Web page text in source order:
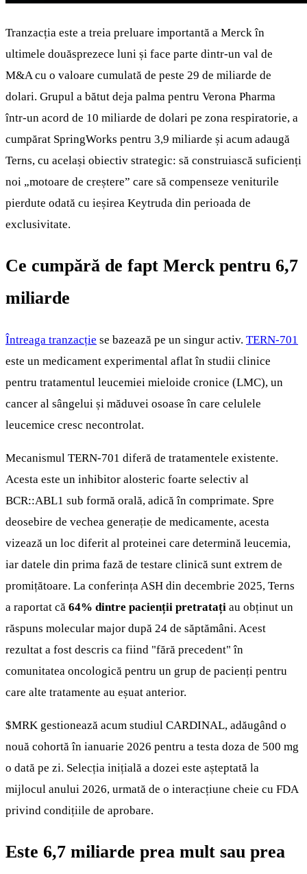
Tranzacția este a treia preluare importantă a Merck în
ultimele douăsprezece luni și face parte dintr‑un val de
M&A cu o valoare cumulată de peste 29 de miliarde de
dolari. Grupul a bătut deja palma pentru Verona Pharma
într‑un acord de 10 miliarde de dolari pe zona respiratorie, a
cumpărat SpringWorks pentru 3,9 miliarde și acum adaugă
Terns, cu același obiectiv strategic: să construiască suficienți
noi „motoare de creștere” care să compenseze veniturile
pierdute odată cu ieșirea Keytruda din perioada de
exclusivitate.
Ce cumpără de fapt Merck pentru 6,7
miliarde
Întreaga tranzacție se bazează pe un singur activ. TERN-701
este un medicament experimental aflat în studii clinice
pentru tratamentul leucemiei mieloide cronice (LMC), un
cancer al sângelui și măduvei osoase în care celulele
leucemice cresc necontrolat.
Mecanismul TERN-701 diferă de tratamentele existente.
Acesta este un inhibitor alosteric foarte selectiv al
BCR::ABL1 sub formă orală, adică în comprimate. Spre
deosebire de vechea generație de medicamente, acesta
vizează un loc diferit al proteinei care determină leucemia,
iar datele din prima fază de testare clinică sunt extrem de
promițătoare. La conferința ASH din decembrie 2025, Terns
a raportat că 64% dintre pacienții pretratați au obținut un
răspuns molecular major după 24 de săptămâni. Acest
rezultat a fost descris ca fiind "fără precedent" în
comunitatea oncologică pentru un grup de pacienți pentru
care alte tratamente au eșuat anterior.
$MRK gestionează acum studiul CARDINAL, adăugând o
nouă cohortă în ianuarie 2026 pentru a testa doza de 500 mg
o dată pe zi. Selecția inițială a dozei este așteptată la
mijlocul anului 2026, urmată de o interacțiune cheie cu FDA
privind condițiile de aprobare.
Este 6,7 miliarde prea mult sau prea